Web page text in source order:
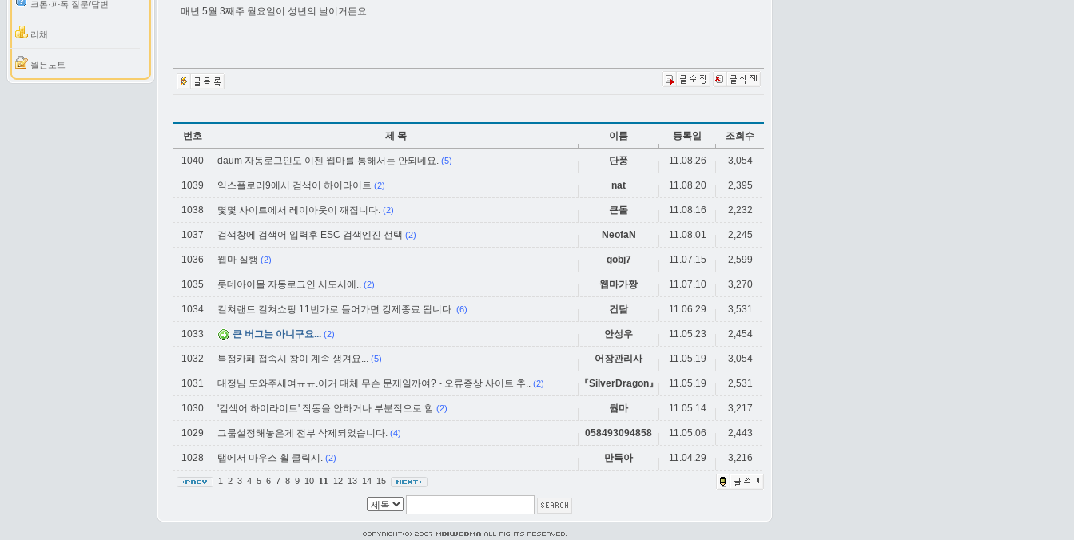
크롬·파폭 질문/답변
리채
월든노트
매년 5월 3째주 월요일이 성년의 날이거든요..
번호 제 목 이름 등록일 조회수
1040 daum 자동로그인도 이젠 웹마를 통해서는 안되네요. (5) 단풍 11.08.26 3,054
1039 익스플로러9에서 검색어 하이라이트 (2) nat 11.08.20 2,395
1038 몇몇 사이트에서 레이아웃이 깨집니다. (2) 큰돌 11.08.16 2,232
1037 검색창에 검색어 입력후 ESC 검색엔진 선택 (2) NeofaN 11.08.01 2,245
1036 웹마 실행 (2) gobj7 11.07.15 2,599
1035 롯데아이몰 자동로그인 시도시에.. (2) 웹마가짱 11.07.10 3,270
1034 컬쳐랜드 컬쳐쇼핑 11번가로 들어가면 강제종료 됩니다. (6) 건담 11.06.29 3,531
1033 큰 버그는 아니구요... (2) 안성우 11.05.23 2,454
1032 특정카페 접속시 창이 계속 생겨요... (5) 어장관리사 11.05.19 3,054
1031 대정님 도와주세여ㅠㅠ.이거 대체 무슨 문제일까여? - 오류증상 사이트 추.. (2) 『SilverDragon』 11.05.19 2,531
1030 '검색어 하이라이트' 작동을 안하거나 부분적으로 함 (2) 뭡마 11.05.14 3,217
1029 그룹설정해놓은게 전부 삭제되었습니다. (4) 058493094858 11.05.06 2,443
1028 탭에서 마우스 휠 클릭시. (2) 만득아 11.04.29 3,216
1 2 3 4 5 6 7 8 9 10 11 12 13 14 15